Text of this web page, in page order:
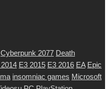
Cyberpunk 2077 Death
E3 2015 E3 2016 EA Epic
insomniac games Microsoft